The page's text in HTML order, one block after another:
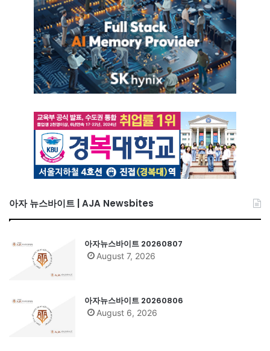
아자 뉴스바이트 | AJA Newsbites
아자뉴스바이트 20260807
August 7, 2026
아자뉴스바이트 20260806
August 6, 2026